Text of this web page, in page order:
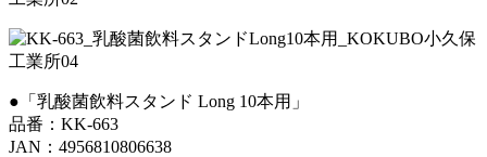
●「乳酸菌飲料スタンド Long 10本用」
品番：KK-663
JAN：4956810806638